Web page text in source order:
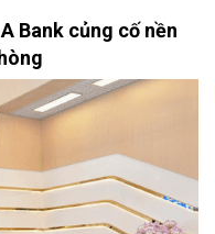
Bank củng cố nền